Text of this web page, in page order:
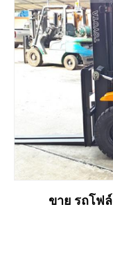
ขาย รถโฟ